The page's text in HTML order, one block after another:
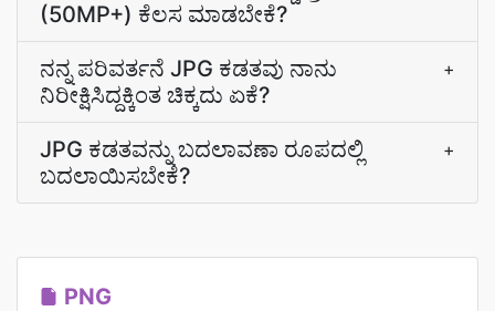
(50MP+) ಕೆಲಸ ಮಾಡಬೇಕೆ?
ನನ್ನ ಪರಿವರ್ತನೆ JPG ಕಡತವು ನಾನು
ನಿರೀಕ್ಷಿಸಿದ್ದಕ್ಕಿಂತ ಚಿಕ್ಕದು ಏಕೆ?
+
JPG ಕಡತವನ್ನು ಬದಲಾವಣಾ ರೂಪದಲ್ಲಿ
ಬದಲಾಯಿಸಬೇಕೆ?
+
PNG